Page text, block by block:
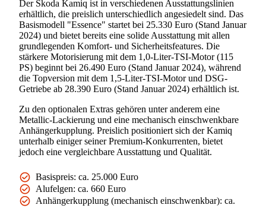
Der Škoda Kamiq ist in verschiedenen Ausstattungslinien
erhältlich, die preislich unterschiedlich angesiedelt sind. Das
Basismodell "Essence" startet bei 25.330 Euro (Stand Januar
2024) und bietet bereits eine solide Ausstattung mit allen
grundlegenden Komfort- und Sicherheitsfeatures. Die
stärkere Motorisierung mit dem 1,0-Liter-TSI-Motor (115
PS) beginnt bei 26.490 Euro (Stand Januar 2024), während
die Topversion mit dem 1,5-Liter-TSI-Motor und DSG-
Getriebe ab 28.390 Euro (Stand Januar 2024) erhältlich ist.
Zu den optionalen Extras gehören unter anderem eine
Metallic-Lackierung und eine mechanisch einschwenkbare
Anhängerkupplung. Preislich positioniert sich der Kamiq
unterhalb einiger seiner Premium-Konkurrenten, bietet
jedoch eine vergleichbare Ausstattung und Qualität.
Basispreis: ca. 25.000 Euro
Alufelgen: ca. 660 Euro
Anhängerkupplung (mechanisch einschwenkbar): ca.